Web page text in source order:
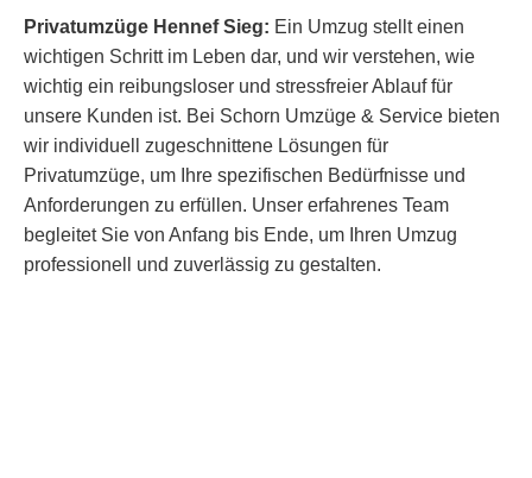
Privatumzüge Hennef Sieg: Ein Umzug stellt einen
wichtigen Schritt im Leben dar, und wir verstehen, wie
wichtig ein reibungsloser und stressfreier Ablauf für
unsere Kunden ist. Bei Schorn Umzüge & Service bieten
wir individuell zugeschnittene Lösungen für
Privatumzüge, um Ihre spezifischen Bedürfnisse und
Anforderungen zu erfüllen. Unser erfahrenes Team
begleitet Sie von Anfang bis Ende, um Ihren Umzug
professionell und zuverlässig zu gestalten.